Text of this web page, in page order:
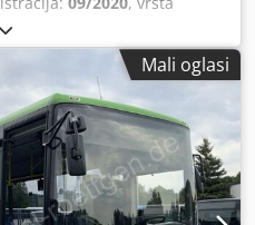
drugo
, ukupna duljina:12.330
, ukupna visina: 2.550 mm,
ABS, elektronički
uređaj, maglenke, servo
Mali oglasi